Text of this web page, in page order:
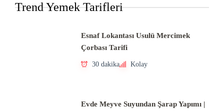
Trend Yemek Tarifleri
Esnaf Lokantası Usulü Mercimek
Çorbası Tarifi
30 dakika Kolay
Evde Meyve Suyundan Şarap Yapımı |